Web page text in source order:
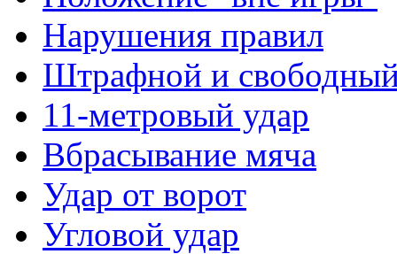
Нарушения правил
Штрафной и
11-метровый удар
Вбрасывание мяча
Удар от ворот
Угловой удар